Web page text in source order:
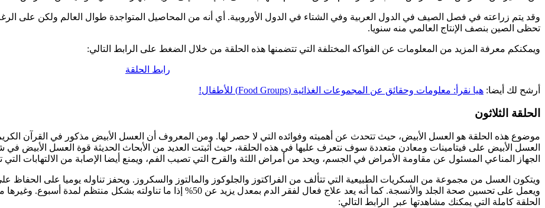
وقد يتم زراعته في فصل الصيف في الدول العربية وفي الشتاء في الدول الأوروبية. أي أنه من المحاصيل المتواجدة طوال العالم ولكن على
تحظى الصين بنصف الإنتاج العالمي منه سنويا.
ويمكنكم معرفة المزيد من المعلومات عن الفواكه المختلفة التي تتضمنها هذه الحلقة من خلال الضغط على الرابط التالي:
رابط الحلقة
أرشح لك أيضا: هيا نقرأ: معلومات وحقائق عن المجموعات الغذائية (Food Groups) للأطفال!
الحلقة الثلاثون
موضوع هذه الحلقة هو العسل الأبيض، حيث تتحدث عن أهميته وفوائده التي لا حصر لها. ومن المعروف أن العسل الأبيض مذكور في القرآن
العسل الأبيض على فيتامينات ومعادن متعددة سوف نتعرف عليها في هذه الحلقة، حيث أثبتت العديد من الأبحاث الحديثة قوة العسل الأبيض في
الجهاز المناعي المسئول عن مقاومة الأمراض في الجسم، ويحد من أمراض اللثة والقرح التي تصيب الفم، ويمنع أيضا الإصابة من الالتهابات
ويتكون العسل من مجموعة من السكريات الطبيعية التي تتألف من الفراكتوز والجلوكوز والمالتوز والسكروز. ويحفز تناوله يوميا على
ويعمل على تحسين صحة الجلد والأنسجة. كما أنه يعد علاج فعال لفقر الدم بمعدل يزيد عن
الحلقة كاملة التي يمكنك مشاهدتها عبر الرابط التالي: